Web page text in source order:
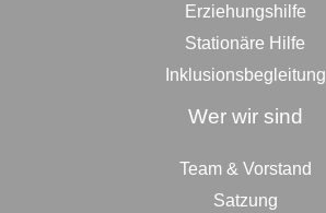
Erziehungshilfe
Stationäre Hilfe
Inklusionsbegleitung
Wer wir sind
Team & Vorstand
Satzung